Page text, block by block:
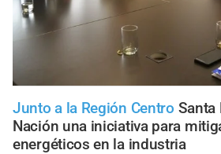
Junto a la Región Centro Santa
Nación una iniciativa para
energéticos en la industria